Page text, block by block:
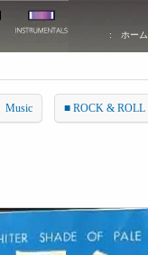
: ホーム
Music ■ ROCK & ROLL